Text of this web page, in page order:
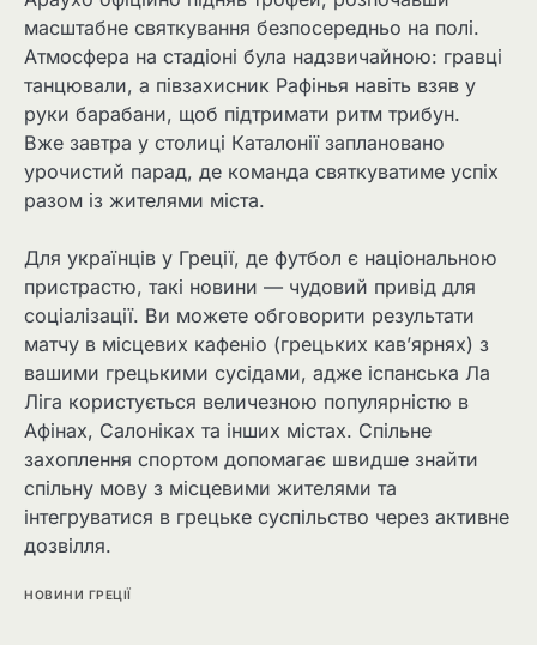
масштабне святкування безпосередньо на полі.
Атмосфера на стадіоні була надзвичайною: гравці
танцювали, а півзахисник Рафінья навіть взяв у
руки барабани, щоб підтримати ритм трибун.
Вже завтра у столиці Каталонії заплановано
урочистий парад, де команда святкуватиме успіх
разом із жителями міста.
Для українців у Греції, де футбол є національною
пристрастю, такі новини — чудовий привід для
соціалізації. Ви можете обговорити результати
матчу в місцевих кафеніо (грецьких кав’ярнях) з
вашими грецькими сусідами, адже іспанська Ла
Ліга користується величезною популярністю в
Афінах, Салоніках та інших містах. Спільне
захоплення спортом допомагає швидше знайти
спільну мову з місцевими жителями та
інтегруватися в грецьке суспільство через активне
дозвілля.
НОВИНИ ГРЕЦІЇ